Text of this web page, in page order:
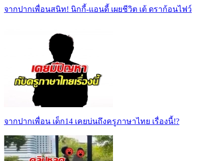
จากปากเพื่อนสนิท! นิกกี้-แอนดี้ เผยชีวิต เต้ ดราก้อนไฟว์
จากปากเพื่อน เด็ก14 เคยบ่นถึงครูภาษาไทย เรื่องนี้!?